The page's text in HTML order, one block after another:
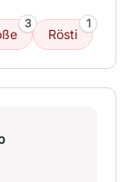
3
Rösti
1